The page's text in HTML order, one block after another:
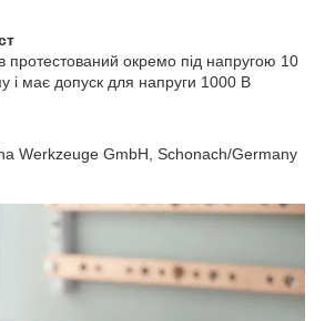
протестований окремо під напругою 10
і має допуск для напруги 1000 В
Werkzeuge GmbH, Schonach/Germany